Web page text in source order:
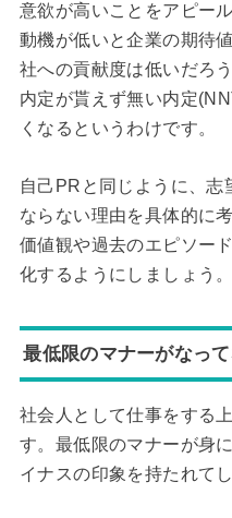
意欲が高いことをアピー
動機が低いと企業の期待
社への貢献度は低いだろ
内定が貰えず無い内定
くなるというわけです。
自己PRと同じように、
ならない理由を具体的に
価値観や過去のエピソー
化するようにしましょう。
最低限のマナーがなっ
社会人として仕事をする
す。最低限のマナーが身
イナスの印象を持たれて